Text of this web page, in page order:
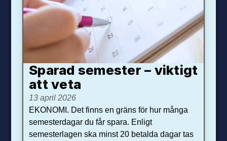
Sparad semester – viktigt
att veta
13 april 2026
EKONOMI. Det finns en gräns för hur många
semesterdagar du får spara. Enligt
semesterlagen ska minst 20 betalda dagar tas